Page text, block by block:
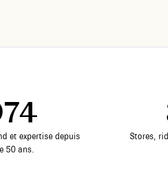
et expertise depuis
50 ans.
Stores,